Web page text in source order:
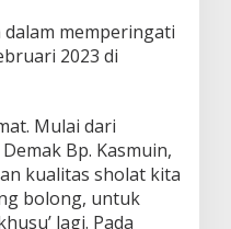
memperingati
2023 di
Mulai dari
Bp. Kasmuin,
kualitas sholat kita
bolong, untuk
lagi. Pada